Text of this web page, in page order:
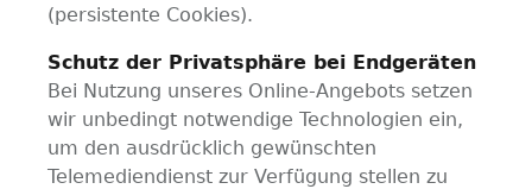
(persistente Cookies).
Schutz der Privatsphäre bei Endgeräten
Bei Nutzung unseres Online-Angebots setzen
wir unbedingt notwendige Technologien ein,
um den ausdrücklich gewünschten
Telemediendienst zur Verfügung stellen zu